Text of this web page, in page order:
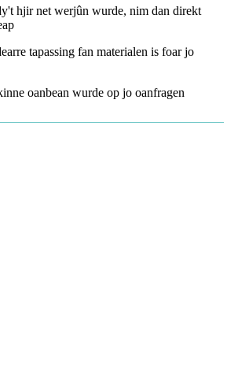
hjir net werjûn wurde, nim dan direkt
tapassing fan materialen is foar jo
oanbean wurde op jo oanfragen